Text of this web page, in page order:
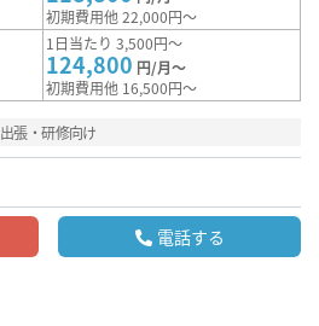
初期費用他 22,000円～
1日当たり 3,500円～
124,800 円/月～
初期費用他 16,500円～
出張・研修向け
電話する